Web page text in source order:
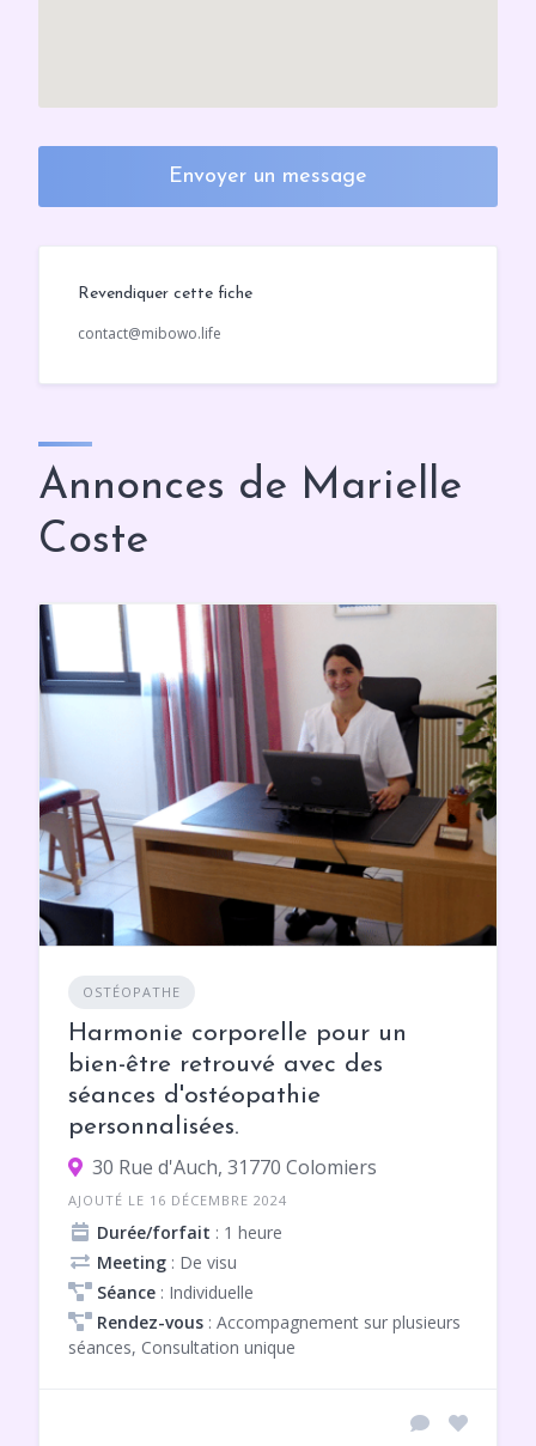
Envoyer un message
Revendiquer cette fiche
contact@mibowo.life
Annonces de Marielle
Coste
OSTÉOPATHE
Harmonie corporelle pour un
bien-être retrouvé avec des
séances d'ostéopathie
personnalisées.
30 Rue d'Auch, 31770 Colomiers
AJOUTÉ LE 16 DÉCEMBRE 2024
Durée/forfait : 1 heure
Meeting : De visu
Séance : Individuelle
Rendez-vous : Accompagnement sur plusieurs
séances, Consultation unique